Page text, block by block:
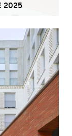
2025